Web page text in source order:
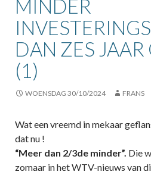
MINDER
DAN ZES JAAR
(1)
WOENSDAG 30/10/2024 FRANS
Wat een vreemd in mekaar
dat nu !
“Meer dan 2/3de minder”. Die
zomaar in het WTV-nieuws van